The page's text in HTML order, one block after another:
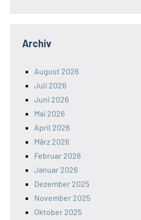
Archiv
August 2026
Juli 2026
Juni 2026
Mai 2026
April 2026
März 2026
Februar 2026
Januar 2026
Dezember 2025
November 2025
Oktober 2025